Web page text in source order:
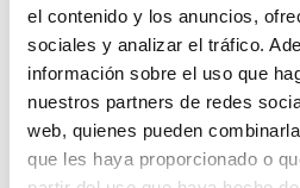
el contenido y los anuncios,
sociales y analizar el tráfico.
información sobre el uso que
nuestros partners de redes
web, quienes pueden
que les haya proporcionado o
Quins són els símptomes